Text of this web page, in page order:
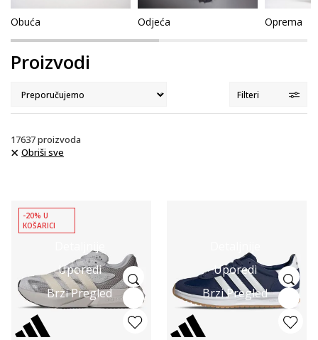
Obuća Odjeća Oprema
Proizvodi
Filteri
17637proizvoda
Obriši sve
Uporedi
Brzi Pregled
-20% U
KOŠARICI
Uporedi
Brzi Pregled